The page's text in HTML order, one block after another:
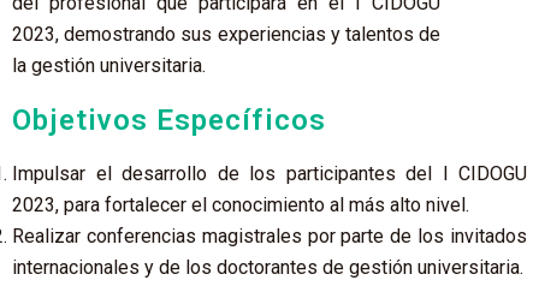
2023, demostrando sus experiencias y talentos de
la gestión universitaria.
Objetivos Específicos
Impulsar el desarrollo de los participantes del I CIDOGU
2023, para fortalecer el conocimiento al más alto nivel.
Realizar conferencias magistrales por parte de los invitados
internacionales y de los doctorantes de gestión universitaria.